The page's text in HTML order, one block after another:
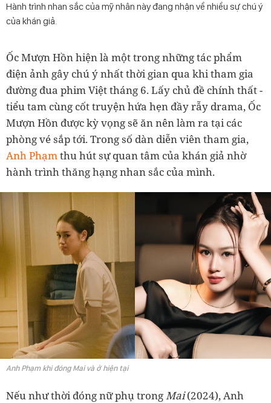
Hành trình nhan sắc của mỹ nhân này đang nhận về nhiều sự chú ý
của khán giả.
Ốc Mượn Hồn hiện là một trong những tác phẩm
điện ảnh gây chú ý nhất thời gian qua khi tham gia
đường đua phim Việt tháng 6. Lấy chủ đề chính thất -
tiểu tam cùng cốt truyện hứa hẹn đầy rẫy drama, Ốc
Mượn Hồn được kỳ vọng sẽ ăn nên làm ra tại các
phòng vé sắp tới. Trong số dàn diễn viên tham gia,
Anh Phạmthu hút sự quan tâm của khán giả nhờ
hành trình thăng hạng nhan sắc của mình.
Anh Phạm khi đóng Mai và ở hiện tại
Nếu như thời đóng nữ phụ trongMai(2024), Anh